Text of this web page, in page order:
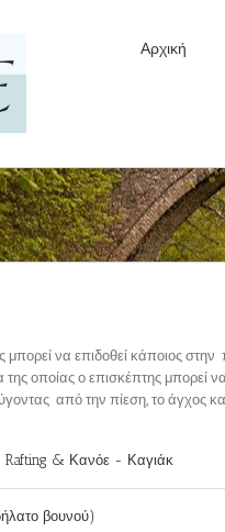
Αρχική
μπορεί να επιδοθεί κάποιος
οποίας ο επισκέπτης μπορεί
από την πίεση, το άγχος
& Κανόε - Καγιάκ
βουνού)